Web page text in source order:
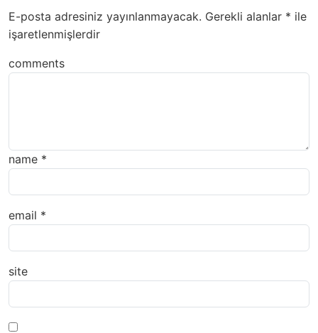
E-posta adresiniz yayınlanmayacak. Gerekli alanlar * ile
işaretlenmişlerdir
comments
name *
email *
site